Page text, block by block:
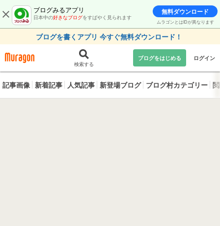
ブログみるアプリ
日本中の好きなブログをすばやく見られます
無料ダウンロード
ムラゴンとはIDが異なります
ブログを書くアプリ 今すぐ無料ダウンロード！
検索する
ブログをはじめる ログイン
記事画像 新着記事 人気記事 新登場ブログ ブログ村カテゴリー